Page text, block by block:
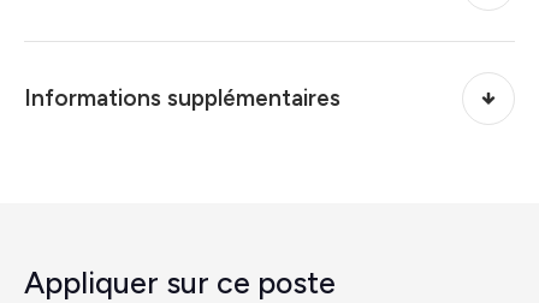
Informations supplémentaires
Appliquer sur ce poste